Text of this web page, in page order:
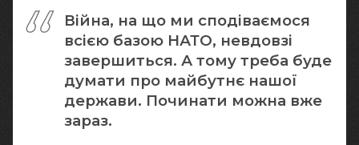
Війна, на що ми сподіваємося
всією базою НАТО, невдовзі
завершиться. А тому треба буде
думати про майбутнє нашої
держави. Починати можна вже
зараз.